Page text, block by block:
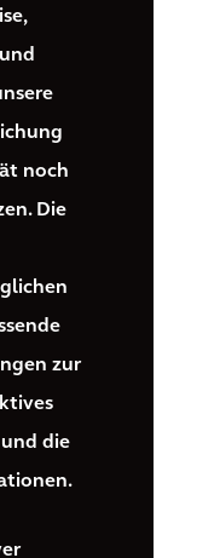
noch
Die
zur
die